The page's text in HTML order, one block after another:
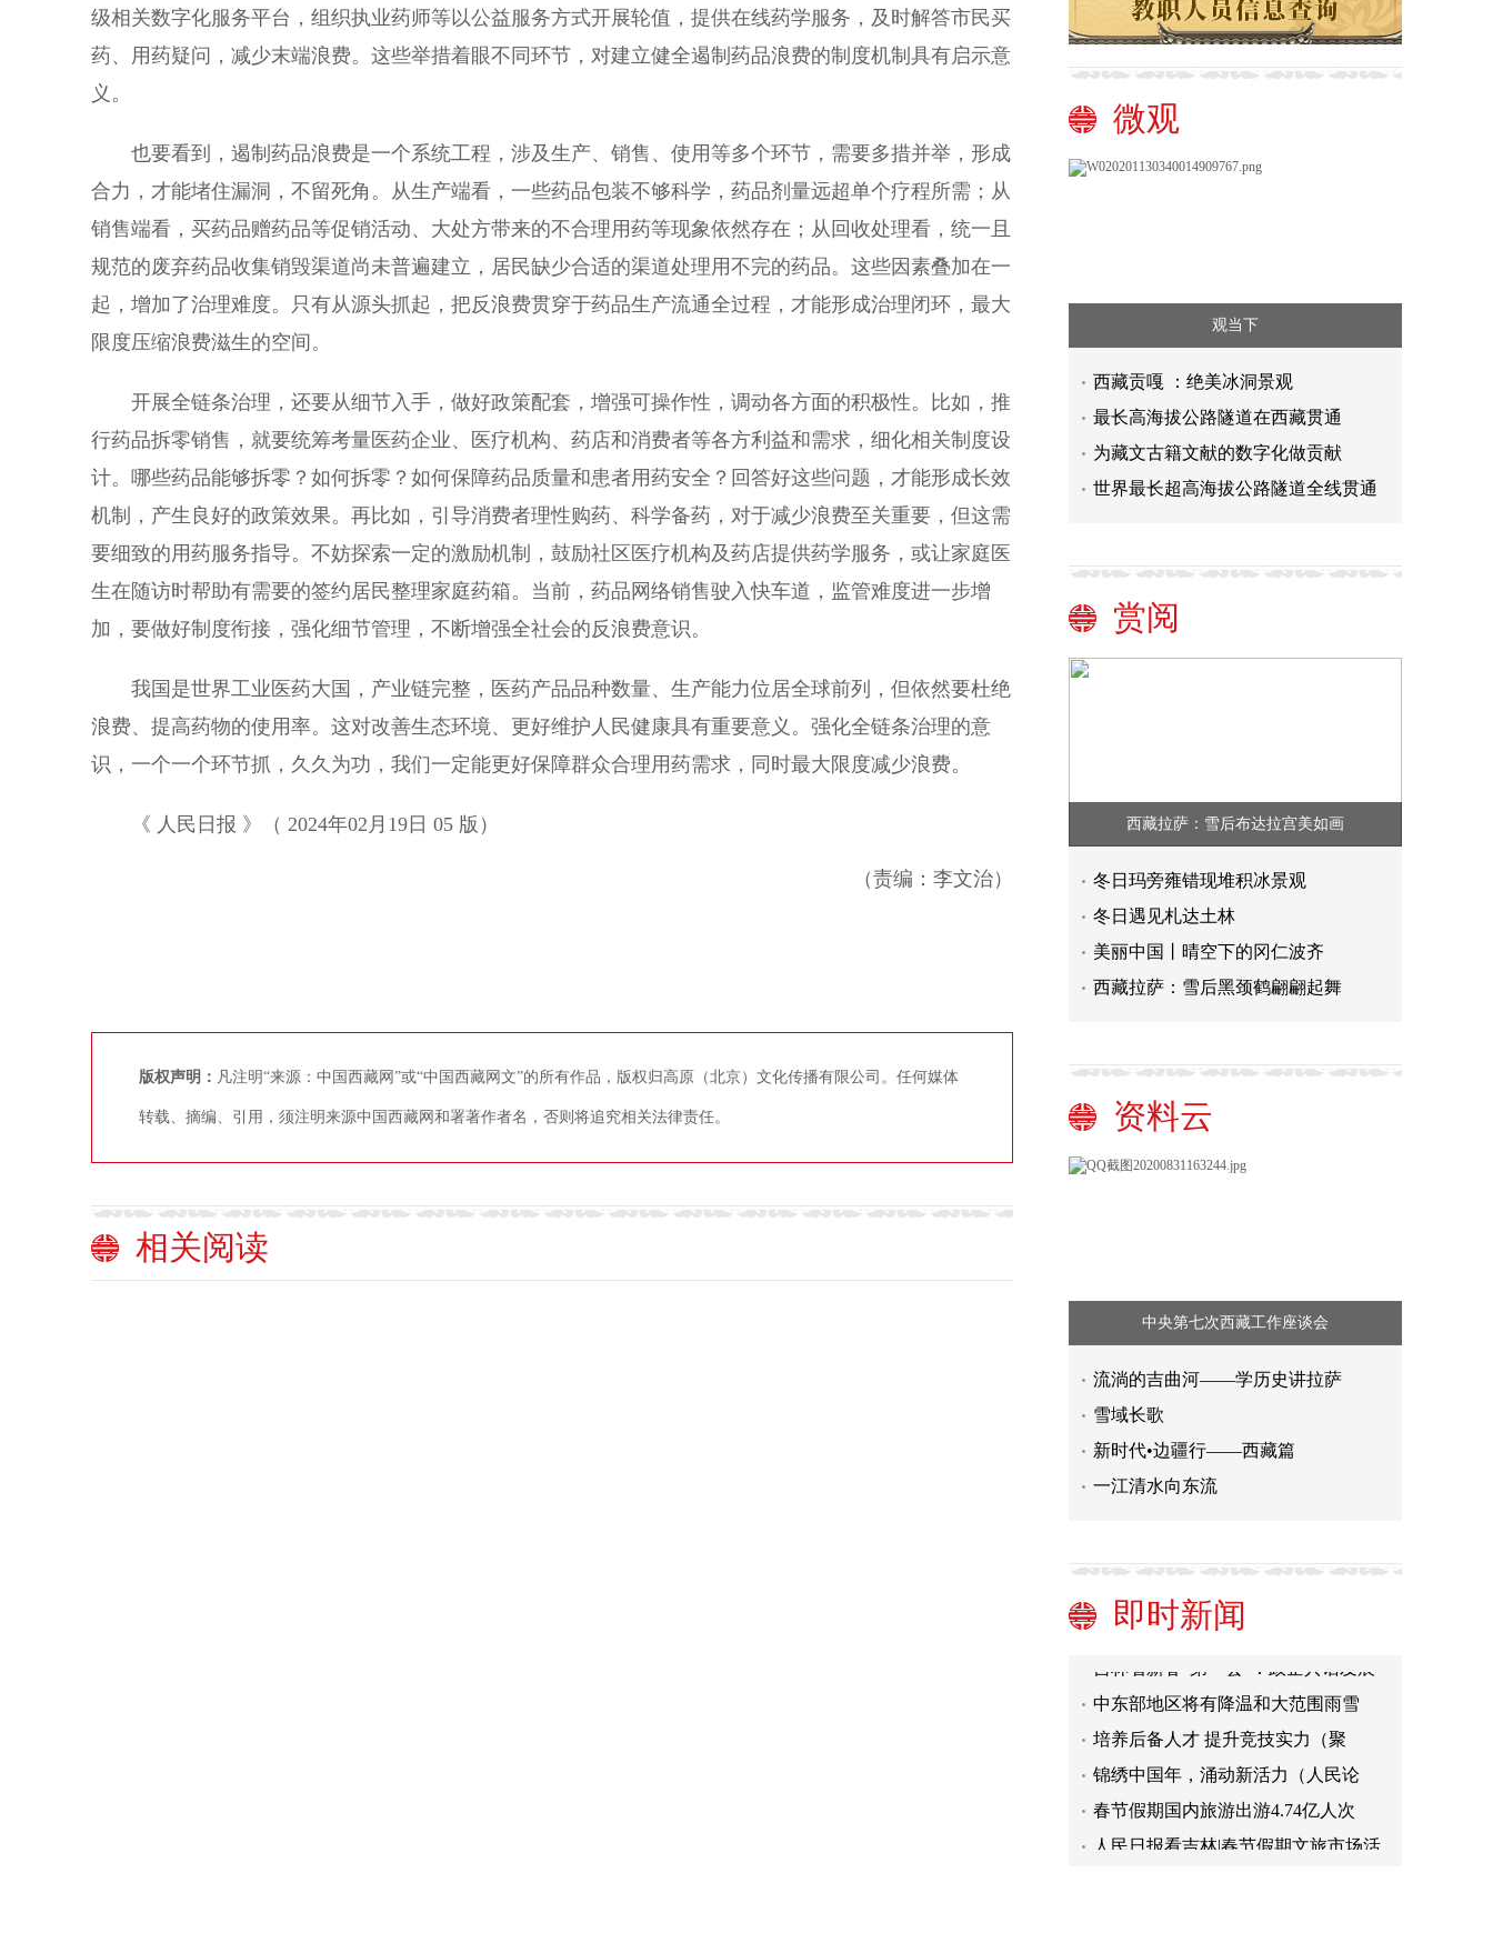
级相关数字化服务平台，组织执业药师等以公益服务方式开展轮值，提供在线药学服务，及时解答市民买
药、用药疑问，减少末端浪费。这些举措着眼不同环节，对建立健全遏制药品浪费的制度机制具有启示意
义。
也要看到，遏制药品浪费是一个系统工程，涉及生产、销售、使用等多个环节，需要多措并举，形成
合力，才能堵住漏洞，不留死角。从生产端看，一些药品包装不够科学，药品剂量远超单个疗程所需；从
销售端看，买药品赠药品等促销活动、大处方带来的不合理用药等现象依然存在；从回收处理看，统一且
规范的废弃药品收集销毁渠道尚未普遍建立，居民缺少合适的渠道处理用不完的药品。这些因素叠加在一
起，增加了治理难度。只有从源头抓起，把反浪费贯穿于药品生产流通全过程，才能形成治理闭环，最大
限度压缩浪费滋生的空间。
开展全链条治理，还要从细节入手，做好政策配套，增强可操作性，调动各方面的积极性。比如，推
行药品拆零销售，就要统筹考量医药企业、医疗机构、药店和消费者等各方利益和需求，细化相关制度设
计。哪些药品能够拆零？如何拆零？如何保障药品质量和患者用药安全？回答好这些问题，才能形成长效
机制，产生良好的政策效果。再比如，引导消费者理性购药、科学备药，对于减少浪费至关重要，但这需
要细致的用药服务指导。不妨探索一定的激励机制，鼓励社区医疗机构及药店提供药学服务，或让家庭医
生在随访时帮助有需要的签约居民整理家庭药箱。当前，药品网络销售驶入快车道，监管难度进一步增
加，要做好制度衔接，强化细节管理，不断增强全社会的反浪费意识。
我国是世界工业医药大国，产业链完整，医药产品品种数量、生产能力位居全球前列，但依然要杜绝
浪费、提高药物的使用率。这对改善生态环境、更好维护人民健康具有重要意义。强化全链条治理的意
识，一个一个环节抓，久久为功，我们一定能更好保障群众合理用药需求，同时最大限度减少浪费。
《 人民日报 》（ 2024年02月19日 05 版）
（责编：李文治）
版权声明： 凡注明“来源：中国西藏网”或“中国西藏网文”的所有作品，版权归高原（北京）文化传播有限公司。任何媒体
转载、摘编、引用，须注明来源中国西藏网和署著作者名，否则将追究相关法律责任。
相关阅读
微观
观当下
西藏贡嘎 ：绝美冰洞景观
最长高海拔公路隧道在西藏贯通
为藏文古籍文献的数字化做贡献
世界最长超高海拔公路隧道全线贯通
赏阅
西藏拉萨：雪后布达拉宫美如画
冬日玛旁雍错现堆积冰景观
冬日遇见札达土林
美丽中国丨晴空下的冈仁波齐
西藏拉萨：雪后黑颈鹤翩翩起舞
资料云
中央第七次西藏工作座谈会
流淌的吉曲河——学历史讲拉萨
雪域长歌
新时代•边疆行——西藏篇
一江清水向东流
即时新闻
环境服务全省高质量发展
委：起步即冲刺 奋力实现全年固定资
新年“第一会”上看发展丨吉林省商务